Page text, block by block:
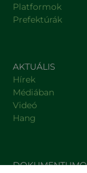
Platformok
Prefektúrák
AKTUÁLIS
Hírek
Médiában
Videó
Hang